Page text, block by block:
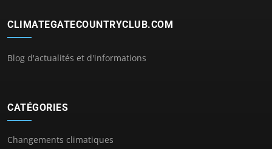
CLIMATEGATECOUNTRYCLUB.COM
Blog d'actualités et d'informations
CATÉGORIES
Changements climatiques